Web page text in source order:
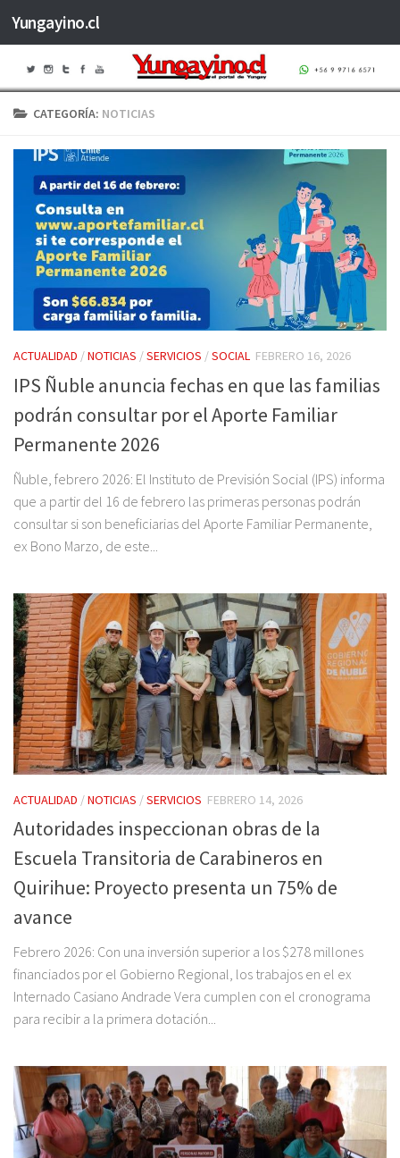
Saltar al contenido
Yungayino.cl
CATEGORÍA: NOTICIAS
ACTUALIDAD /NOTICIAS /SERVICIOS /SOCIAL FEBRERO 16, 2026
IPS Ñuble anuncia fechas en que las familias
podrán consultar por el Aporte Familiar
Permanente 2026
Ñuble, febrero 2026: El Instituto de Previsión Social (IPS) informa
que a partir del 16 de febrero las primeras personas podrán
consultar si son beneficiarias del Aporte Familiar Permanente,
ex Bono Marzo, de este...
ACTUALIDAD /NOTICIAS /SERVICIOS FEBRERO 14, 2026
Autoridades inspeccionan obras de la
Escuela Transitoria de Carabineros en
Quirihue: Proyecto presenta un 75% de
avance
Febrero 2026: Con una inversión superior a los $278 millones
financiados por el Gobierno Regional, los trabajos en el ex
Internado Casiano Andrade Vera cumplen con el cronograma
para recibir a la primera dotación...